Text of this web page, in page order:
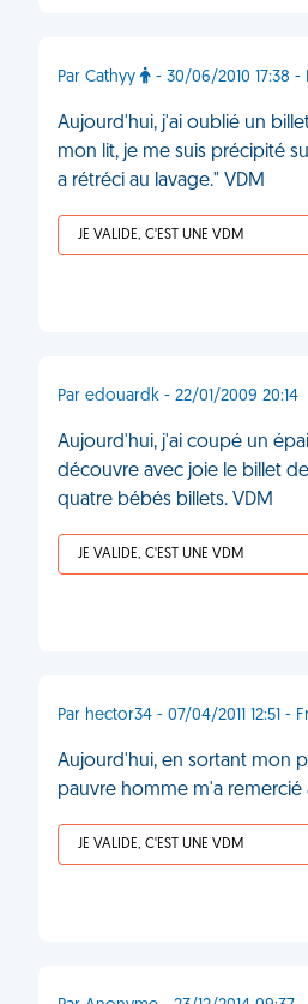
Par Cathyy - 30/06/2010 17:38 -
Aujourd'hui, j'ai oublié un
mon lit, je me suis précipité
a rétréci au lavage." VDM
JE VALIDE, C'EST UNE VDM
Par edouardk - 22/01/2009 20:14
Aujourd'hui, j'ai coupé un
découvre avec joie le billet
quatre bébés billets. VDM
JE VALIDE, C'EST UNE VDM
Par hector34 - 07/04/2011 12:51 -
Aujourd'hui, en sortant mon
pauvre homme m'a
JE VALIDE, C'EST UNE VDM